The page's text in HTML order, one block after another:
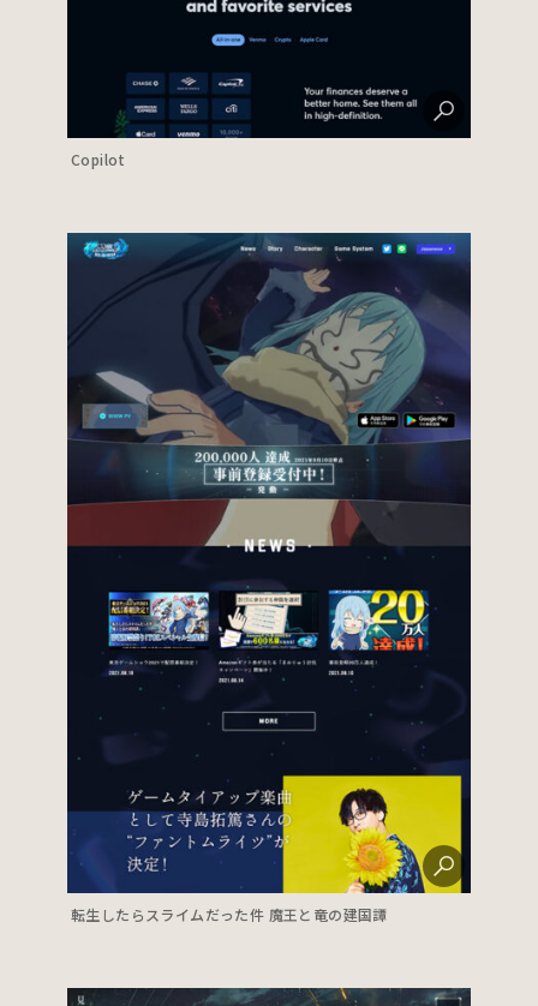
Copilot
転生したらスライムだった件 魔王と竜の建国譚